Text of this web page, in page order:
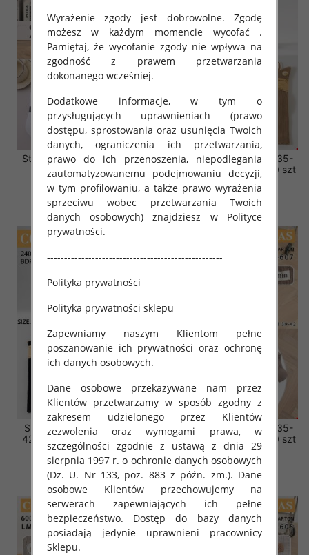
Stopki męskie Roz 39-46, 1
kolor Paczka 40 szt
2.80 zł
szczegóły
Skarpety damskie Roz 35-
42, Mix kolor Paczka 40 szt
6.00 zł
szczegóły
Skarpety damskie Roz 35-
42, Mix kolor Paczka 40 szt
6.00 zł
szczegóły
Skarpety damskie Roz 35-
42, Mix kolor Paczka 40 szt
3.20 zł
szczegóły
Wyrażenie zgody jest dobrowolne. Zgodę
możesz w każdym momencie wycofać .
Pamiętaj, że wycofanie zgody nie wpływa na
zgodność z prawem przetwarzania
dokonanego wcześniej.
Dodatkowe informacje, w tym o
przysługujących uprawnieniach (prawo
dostępu, sprostowania oraz usunięcia Twoich
danych, ograniczenia ich przetwarzania,
prawo do ich przenoszenia, niepodlegania
zautomatyzowanemu podejmowaniu decyzji,
w tym profilowaniu, a także prawo wyrażenia
sprzeciwu wobec przetwarzania Twoich
danych osobowych) znajdziesz w Polityce
prywatności.
---------------------------------------------------
Polityka prywatności
Polityka prywatności sklepu
Zapewniamy naszym Klientom pełne
poszanowanie ich prywatności oraz ochronę
ich danych osobowych.
Dane osobowe przekazywane nam przez
Klientów przetwarzamy w sposób zgodny z
zakresem udzielonego przez Klientów
zezwolenia oraz wymogami prawa, w
szczególności zgodnie z ustawą z dnia 29
sierpnia 1997 r. o ochronie danych osobowych
(Dz. U. Nr 133, poz. 883 z późn. zm.). Dane
osobowe Klientów przechowujemy na
serwerach zapewniających ich pełne
bezpieczeństwo. Dostęp do bazy danych
posiadają jedynie uprawnieni pracownicy
Sklepu.